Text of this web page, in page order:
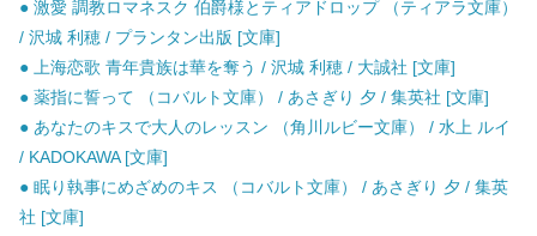
● 激愛 調教ロマネスク 伯爵様とティアドロップ （ティアラ文庫）
/ 沢城 利穂 / プランタン出版 [文庫]
● 上海恋歌 青年貴族は華を奪う / 沢城 利穂 / 大誠社 [文庫]
● 薬指に誓って （コバルト文庫） / あさぎり 夕 / 集英社 [文庫]
● あなたのキスで大人のレッスン （角川ルビー文庫） / 水上 ルイ
/ KADOKAWA [文庫]
● 眠り執事にめざめのキス （コバルト文庫） / あさぎり 夕 / 集英
社 [文庫]